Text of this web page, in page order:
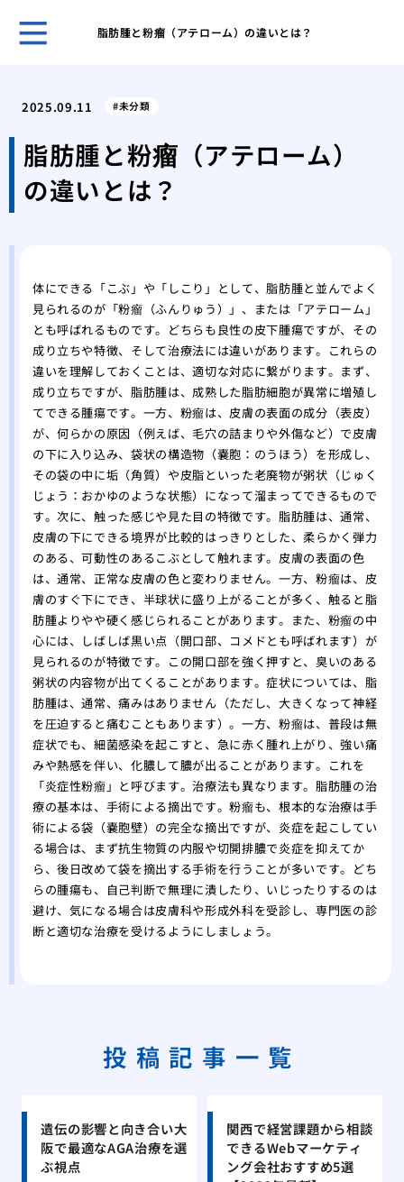
脂肪腫と粉瘤（アテローム）の違いとは？
姓
録
の
2025.09.11 未分類
脂肪腫と粉瘤（アテローム）
の違いとは？
体にできる「こぶ」や「しこり」として、脂肪腫と並んでよく
見られるのが「粉瘤（ふんりゅう）」、または「アテローム」
とも呼ばれるものです。どちらも良性の皮下腫瘍ですが、その
成り立ちや特徴、そして治療法には違いがあります。これらの
違いを理解しておくことは、適切な対応に繋がります。まず、
成り立ちですが、脂肪腫は、成熟した脂肪細胞が異常に増殖し
てできる腫瘍です。一方、粉瘤は、皮膚の表面の成分（表皮）
が、何らかの原因（例えば、毛穴の詰まりや外傷など）で皮膚
の下に入り込み、袋状の構造物（嚢胞：のうほう）を形成し、
その袋の中に垢（角質）や皮脂といった老廃物が粥状（じゅく
じょう：おかゆのような状態）になって溜まってできるもので
す。次に、触った感じや見た目の特徴です。脂肪腫は、通常、
皮膚の下にできる境界が比較的はっきりとした、柔らかく弾力
のある、可動性のあるこぶとして触れます。皮膚の表面の色
は、通常、正常な皮膚の色と変わりません。一方、粉瘤は、皮
膚のすぐ下にでき、半球状に盛り上がることが多く、触ると脂
肪腫よりやや硬く感じられることがあります。また、粉瘤の中
心には、しばしば黒い点（開口部、コメドとも呼ばれます）が
見られるのが特徴です。この開口部を強く押すと、臭いのある
粥状の内容物が出てくることがあります。症状については、脂
肪腫は、通常、痛みはありません（ただし、大きくなって神経
を圧迫すると痛むこともあります）。一方、粉瘤は、普段は無
症状でも、細菌感染を起こすと、急に赤く腫れ上がり、強い痛
みや熱感を伴い、化膿して膿が出ることがあります。これを
「炎症性粉瘤」と呼びます。治療法も異なります。脂肪腫の治
療の基本は、手術による摘出です。粉瘤も、根本的な治療は手
術による袋（嚢胞壁）の完全な摘出ですが、炎症を起こしてい
る場合は、まず抗生物質の内服や切開排膿で炎症を抑えてか
ら、後日改めて袋を摘出する手術を行うことが多いです。どち
らの腫瘍も、自己判断で無理に潰したり、いじったりするのは
避け、気になる場合は皮膚科や形成外科を受診し、専門医の診
断と適切な治療を受けるようにしましょう。
投稿記事一覧
遺伝の影響と向き合い大
阪で最適なAGA治療を選
ぶ視点
関西で経営課題から相談
できるWebマーケティ
ング会社おすすめ5選